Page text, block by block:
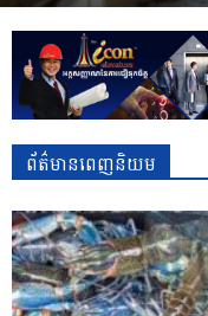
ព័ត៌មានពេញនិយម